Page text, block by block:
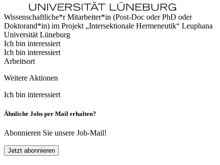
Wissenschaftliche*r Mitarbeiter*in (Post-Doc oder PhD oder
Doktorand*in) im Projekt „Intersektionale Hermeneutik“ Leuphana
Universität Lüneburg
Ich bin interessiert
Ich bin interessiert
Arbeitsort
Weitere Aktionen
Ich bin interessiert
Ähnliche Jobs per Mail erhalten?
Abonnieren Sie unsere Job-Mail!
Jetzt abonnieren